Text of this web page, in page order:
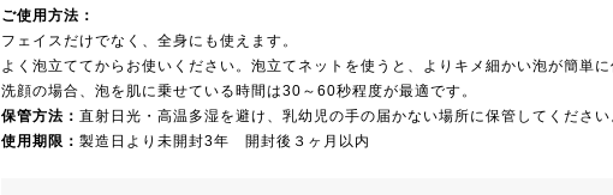
ご使用方法：
フェイスだけでなく、全身にも使えます。
よく泡立ててからお使いください。泡立てネットを使うと、よりキメ細かい泡が簡単に
洗顔の場合、泡を肌に乗せている時間は30～60秒程度が最適です。
保管方法： 直射日光・高温多湿を避け、乳幼児の手の届かない場所に保管してください
使用期限： 製造日より未開封3年 開封後３ヶ月以内